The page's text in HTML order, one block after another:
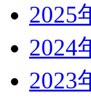
2025
2024
2023